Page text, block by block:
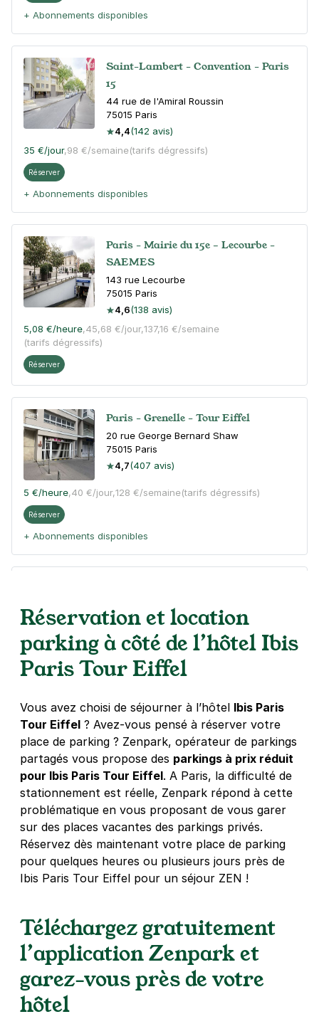
+ Abonnements disponibles
Saint-Lambert - Convention - Paris
15
44 rue de l'Amiral Roussin
75015 Paris
4,4(142 avis)
35 €/jour,98 €/semaine(tarifs dégressifs)
Réserver
+ Abonnements disponibles
Paris - Mairie du 15e – Lecourbe -
SAEMES
143 rue Lecourbe
75015 Paris
4,6(138 avis)
5,08 €/heure,45,68 €/jour,137,16 €/semaine
(tarifs dégressifs)
Réserver
Paris - Grenelle - Tour Eiffel
20 rue George Bernard Shaw
75015 Paris
4,7(407 avis)
5 €/heure,40 €/jour,128 €/semaine(tarifs dégressifs)
Réserver
+ Abonnements disponibles
70 rue Saint Charles
75015Paris
4,3(196 avis)
3,50 €/heure , 32 €/jour, 88 €/semaine
+ Abonnements disponibles
Paris - Hôpital Necker - Pasteur
6 rue Dulac
75015Paris
4,3(825 avis)
4 €/heure, 36 €/jour,100 €/semaine(tarifs dégressifs)
Réserver
+ Abonnements disponibles
Paris - Gare Vaugirard - Institut
Pasteur
8 rue Anselme Payen
75015
Paris
Réservation et location
parking à côté de l’hôtel Ibis
Paris Tour Eiffel
Vous avez choisi de séjourner à l’hôtel Ibis Paris
Tour Eiffel ? Avez-vous pensé à réserver votre
place de parking ? Zenpark, opérateur de parkings
partagés vous propose des parkings à prix réduit
pour Ibis Paris Tour Eiffel. A Paris, la difficulté de
stationnement est réelle, Zenpark répond à cette
problématique en vous proposant de vous garer
sur des places vacantes des parkings privés.
Réservez dès maintenant votre place de parking
pour quelques heures ou plusieurs jours près de
Ibis Paris Tour Eiffel pour un séjour ZEN !
Téléchargez gratuitement
l’application Zenpark et
garez-vous près de votre
hôtel